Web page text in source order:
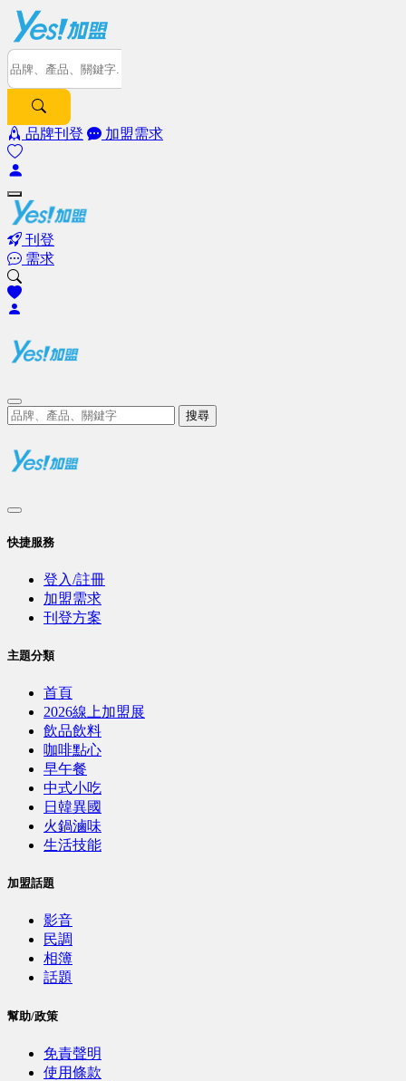
品牌刊登 加盟需求
刊登
需求
搜尋
快捷服務
登入/註冊
加盟需求
刊登方案
主題分類
首頁
2026線上加盟展
飲品飲料
咖啡點心
早午餐
中式小吃
日韓異國
火鍋滷味
生活技能
加盟話題
影音
民調
相簿
話題
幫助/政策
免責聲明
使用條款